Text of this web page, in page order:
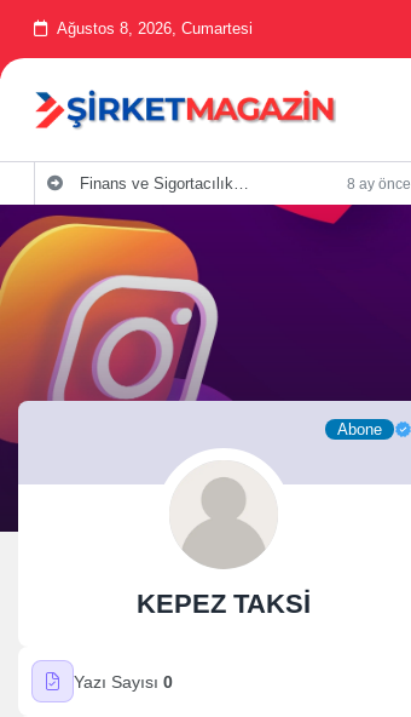
Ağustos 8, 2026, Cumartesi
Finans ve Sigortacılık Sektöründe Blog Yazıları için Püf Noktaları 8 ay önce
Abone
KEPEZ TAKSİ
Yazı Sayısı 0